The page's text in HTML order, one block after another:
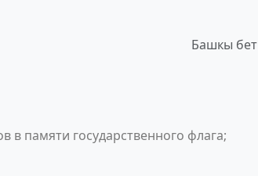
Башкы бет
памяти государственного флага;